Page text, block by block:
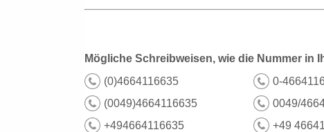
Mögliche Schreibweisen, wie die Nummer in
(0)4664116635
0-
(0049)4664116635
0049/
+494664116635
+49